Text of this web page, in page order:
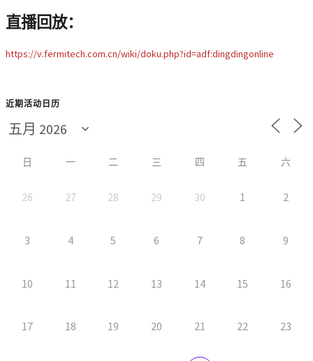
直播回放：
https://v.fermitech.com.cn/wiki/doku.php?id=adf:dingdingonline
近期活动日历
日 一 二 三 四 五 六
26 27 28 29 30 1 2
3 4 5 6 7 8 9
10 11 12 13 14 15 16
17 18 19 20 21 22 23